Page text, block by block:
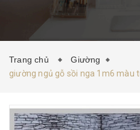
HƯỚNG DẪN MUA HÀNG
Trang chủ
Giường
giường ngủ gỗ sồi nga 1m6 màu